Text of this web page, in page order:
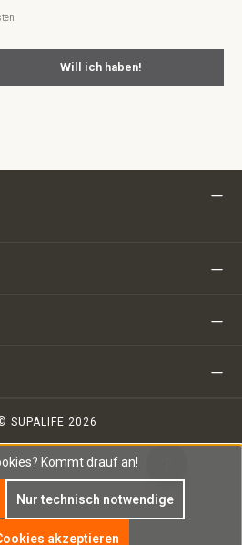
den gewünschten
Will ich haben!
SUPALIFE 2026
Kommt drauf an!
Nur technisch notwendige
akzeptieren